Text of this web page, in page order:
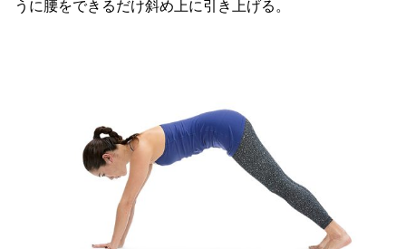
うに腰をできるだけ斜め上に引き上げる。